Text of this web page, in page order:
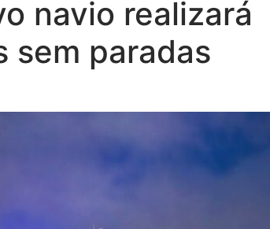
navio realizará
sem paradas